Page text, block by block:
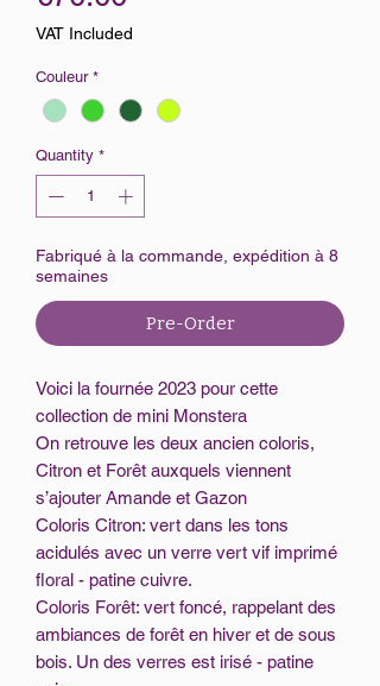
VAT Included
Couleur *
Quantity *
Fabriqué à la commande, expédition à 8
semaines
Pre-Order
Voici la fournée 2023 pour cette
collection de mini Monstera
On retrouve les deux ancien coloris,
Citron et Forêt auxquels viennent
s’ajouter Amande et Gazon
Coloris Citron: vert dans les tons
acidulés avec un verre vert vif imprimé
floral - patine cuivre.
Coloris Forêt: vert foncé, rappelant des
ambiances de forêt en hiver et de sous
bois. Un des verres est irisé - patine